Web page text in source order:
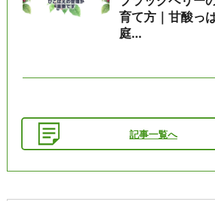
育て方｜甘酸っ
庭...
記事一覧へ